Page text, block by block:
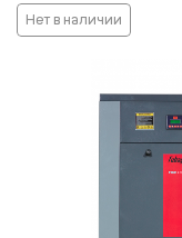
Нет в наличии